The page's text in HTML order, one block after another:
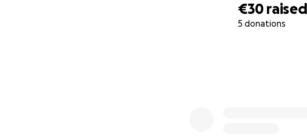
€30 raised
5 donations